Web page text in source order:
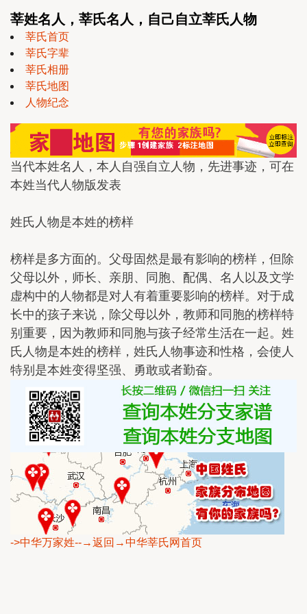
莘姓名人，莘氏名人，自己自立莘氏人物
莘氏首页
莘氏字辈
莘氏相册
莘氏地图
人物纪念
当代本姓名人，本人自强自立人物，先进事迹，可在
本姓当代人物版发表
姓氏人物是本姓的榜样
榜样是多方面的。父母固然是最有影响的榜样，但除
父母以外，师长、亲朋、同胞、配偶、名人以及文学
虚构中的人物都是对人有着重要影响的榜样。对于成
长中的孩子来说，除父母以外，教师和同胞的榜样特
别重要，因为教师和同胞与孩子经常生活在一起。姓
氏人物是本姓的榜样，姓氏人物事迹和性格，会使人
特别是本姓变得坚强、勇敢或者勤奋。
->中华万家姓--→返回→中华莘氏网首页